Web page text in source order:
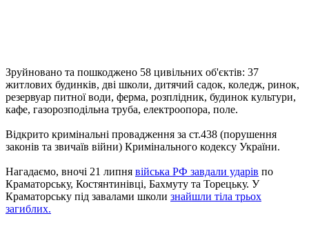
Зруйновано та пошкоджено 58 цивільних об'єктів: 37
житлових будинків, дві школи, дитячий садок, коледж, ринок,
резервуар питної води, ферма, розплідник, будинок культури,
кафе, газорозподільна труба, електроопора, поле.
Відкрито кримінальні провадження за ст.438 (порушення
законів та звичаїв війни) Кримінального кодексу України.
Нагадаємо, вночі 21 липня війська РФ завдали ударів по
Краматорську, Костянтинівці, Бахмуту та Торецьку. У
Краматорську під завалами школи знайшли тіла трьох
загиблих.